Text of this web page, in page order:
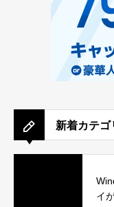
新着カテゴ
イ